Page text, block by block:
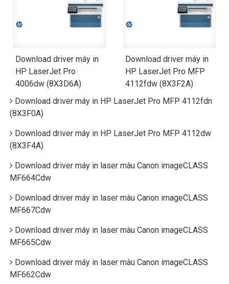
Download driver máy in
HP LaserJet Pro
4006dw (8X3D6A)
Download driver máy in
HP LaserJet Pro MFP
4112fdw (8X3F2A)
Download driver máy in HP LaserJet Pro MFP 4112fdn
(8X3F0A)
Download driver máy in HP LaserJet Pro MFP 4112dw
(8X3F4A)
Download driver máy in laser màu Canon imageCLASS
MF664Cdw
Download driver máy in laser màu Canon imageCLASS
MF667Cdw
Download driver máy in laser màu Canon imageCLASS
MF665Cdw
Download driver máy in laser màu Canon imageCLASS
MF662Cdw